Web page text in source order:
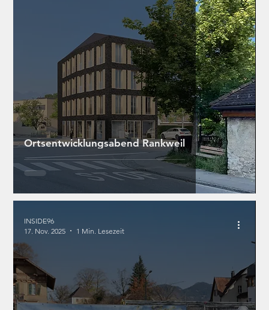
Ortsentwicklungsabend Rankweil
INSIDE96
17. Nov. 2025
1 Min. Lesezeit